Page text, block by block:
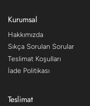
Kurumsal
Hakkımızda
Sıkça Sorulan Sorular
Teslimat Koşulları
İade Politikası
Teslimat